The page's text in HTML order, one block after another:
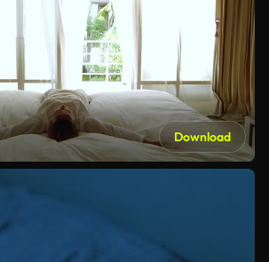
Download